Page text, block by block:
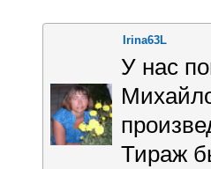
Irina63L
У нас
Тираж